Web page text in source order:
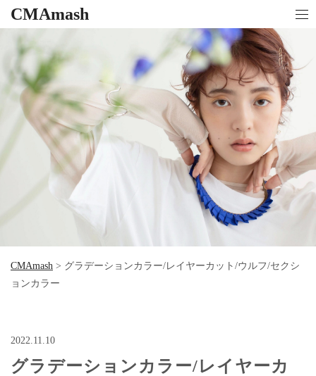
CMAmash
CMAmash > グラデーションカラー/レイヤーカット/ウルフ/セクシ
ョンカラー
2022.11.10
グラデーションカラー/レイヤーカ